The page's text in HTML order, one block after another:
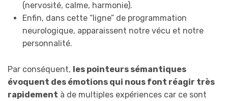
(nervosité, calme, harmonie).
Enfin, dans cette “ligne” de programmation
neurologique, apparaissent notre vécu et notre
personnalité.
Par conséquent, les pointeurs sémantiques
évoquent des émotions qui nous font réagir très
rapidement à de multiples expériences car ce sont